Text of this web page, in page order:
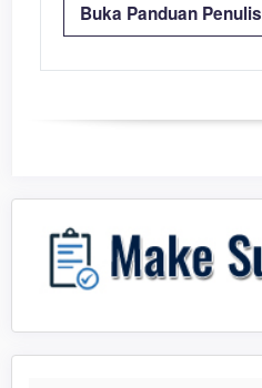
Buka Panduan Penulis